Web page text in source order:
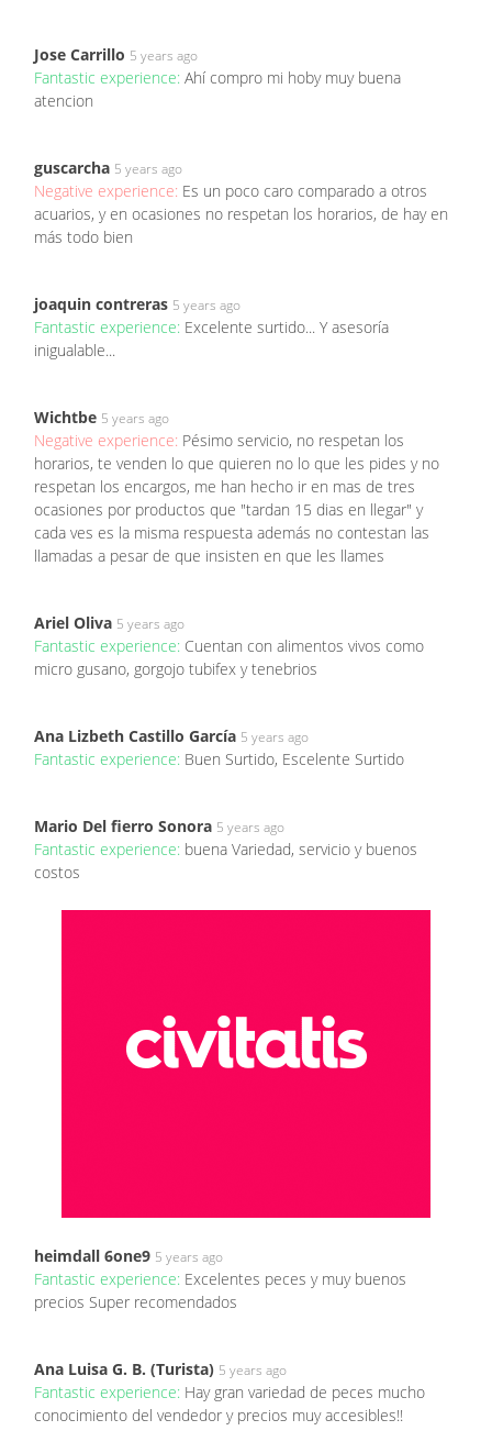
Jose Carrillo 5 years ago
Fantastic experience: Ahí compro mi hoby muy buena
atencion
guscarcha 5 years ago
Negative experience: Es un poco caro comparado a otros
acuarios, y en ocasiones no respetan los horarios, de hay en
más todo bien
joaquin contreras 5 years ago
Fantastic experience: Excelente surtido... Y asesoría
inigualable...
Wichtbe 5 years ago
Negative experience: Pésimo servicio, no respetan los
horarios, te venden lo que quieren no lo que les pides y no
respetan los encargos, me han hecho ir en mas de tres
ocasiones por productos que "tardan 15 dias en llegar" y
cada ves es la misma respuesta además no contestan las
llamadas a pesar de que insisten en que les llames
Ariel Oliva 5 years ago
Fantastic experience: Cuentan con alimentos vivos como
micro gusano, gorgojo tubifex y tenebrios
Ana Lizbeth Castillo García 5 years ago
Fantastic experience: Buen Surtido, Escelente Surtido
Mario Del fierro Sonora 5 years ago
Fantastic experience: buena Variedad, servicio y buenos
costos
heimdall 6one9 5 years ago
Fantastic experience: Excelentes peces y muy buenos
precios Super recomendados
Ana Luisa G. B. (Turista) 5 years ago
Fantastic experience: Hay gran variedad de peces mucho
conocimiento del vendedor y precios muy accesibles!!